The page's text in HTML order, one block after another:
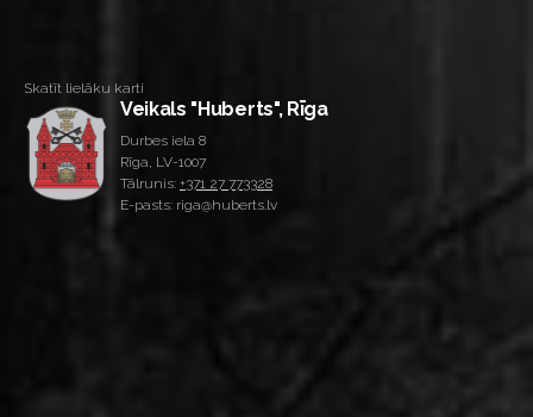
Skatīt lielāku karti
Veikals "Huberts", Rīga
Durbes iela 8
Rīga, LV-1007
Tālrunis: +371 27 773328
E-pasts: riga@huberts.lv